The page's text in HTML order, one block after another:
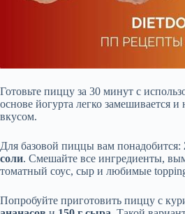
Готовьте пиццу за 30 минут с
основе йогурта легко замешивается
вкусом.
Для базовой пиццы вам понадобится:
соли. Смешайте все ингредиенты,
томатный соус, сыр и любимые
Попробуйте приготовить пиццу с